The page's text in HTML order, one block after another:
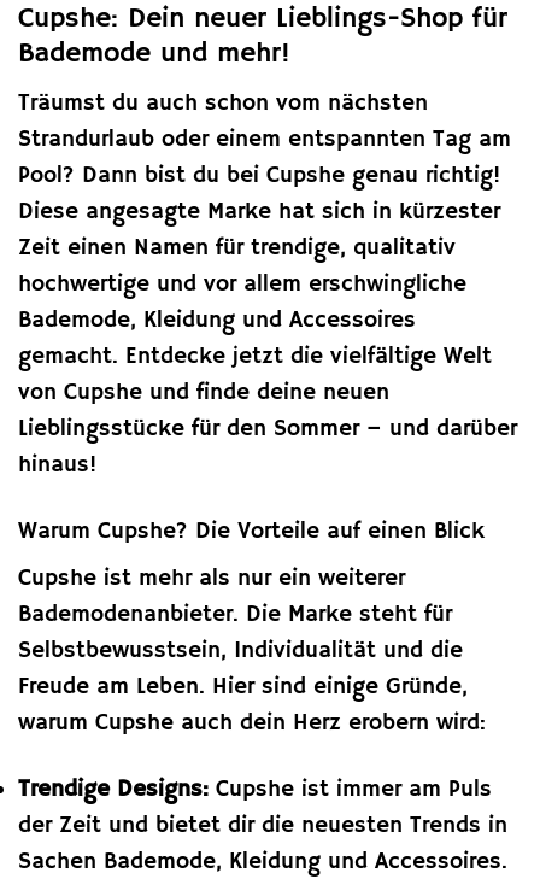
Cupshe: Dein neuer Lieblings-Shop für
Bademode und mehr!
Träumst du auch schon vom nächsten
Strandurlaub oder einem entspannten Tag am
Pool? Dann bist du bei Cupshe genau richtig!
Diese angesagte Marke hat sich in kürzester
Zeit einen Namen für trendige, qualitativ
hochwertige und vor allem erschwingliche
Bademode, Kleidung und Accessoires
gemacht. Entdecke jetzt die vielfältige Welt
von Cupshe und finde deine neuen
Lieblingsstücke für den Sommer – und darüber
hinaus!
Warum Cupshe? Die Vorteile auf einen Blick
Cupshe ist mehr als nur ein weiterer
Bademodenanbieter. Die Marke steht für
Selbstbewusstsein, Individualität und die
Freude am Leben. Hier sind einige Gründe,
warum Cupshe auch dein Herz erobern wird:
Trendige Designs: Cupshe ist immer am Puls
der Zeit und bietet dir die neuesten Trends in
Sachen Bademode, Kleidung und Accessoires.